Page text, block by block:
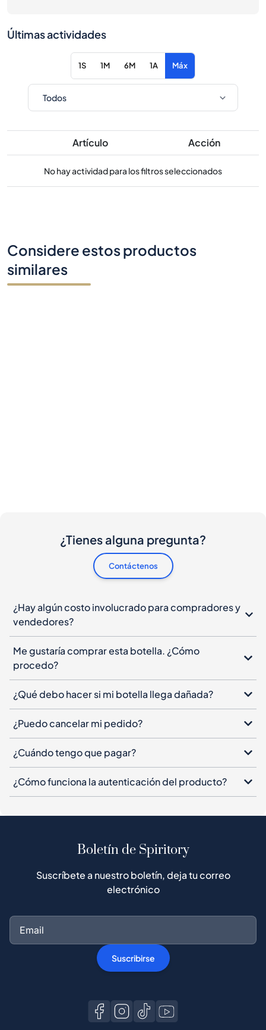
Últimas actividades
1S 1M 6M 1A Máx
Artículo Acción
No hay actividad para los filtros seleccionados
Considere estos productos
similares
¿Tienes alguna pregunta?
Contáctenos
¿Hay algún costo involucrado para compradores y
vendedores?
Me gustaría comprar esta botella. ¿Cómo
procedo?
¿Qué debo hacer si mi botella llega dañada?
¿Puedo cancelar mi pedido?
¿Cuándo tengo que pagar?
¿Cómo funciona la autenticación del producto?
Boletín de Spiritory
Suscríbete a nuestro boletín, deja tu correo
electrónico
Suscribirse